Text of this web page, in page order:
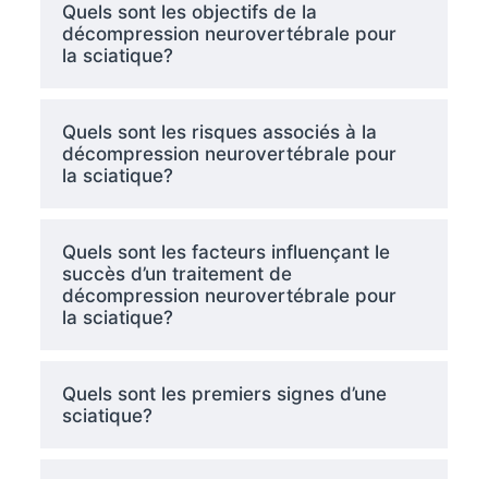
Quels sont les objectifs de la
décompression neurovertébrale pour
la sciatique?
Quels sont les risques associés à la
décompression neurovertébrale pour
la sciatique?
Quels sont les facteurs influençant le
succès d’un traitement de
décompression neurovertébrale pour
la sciatique?
Quels sont les premiers signes d’une
sciatique?